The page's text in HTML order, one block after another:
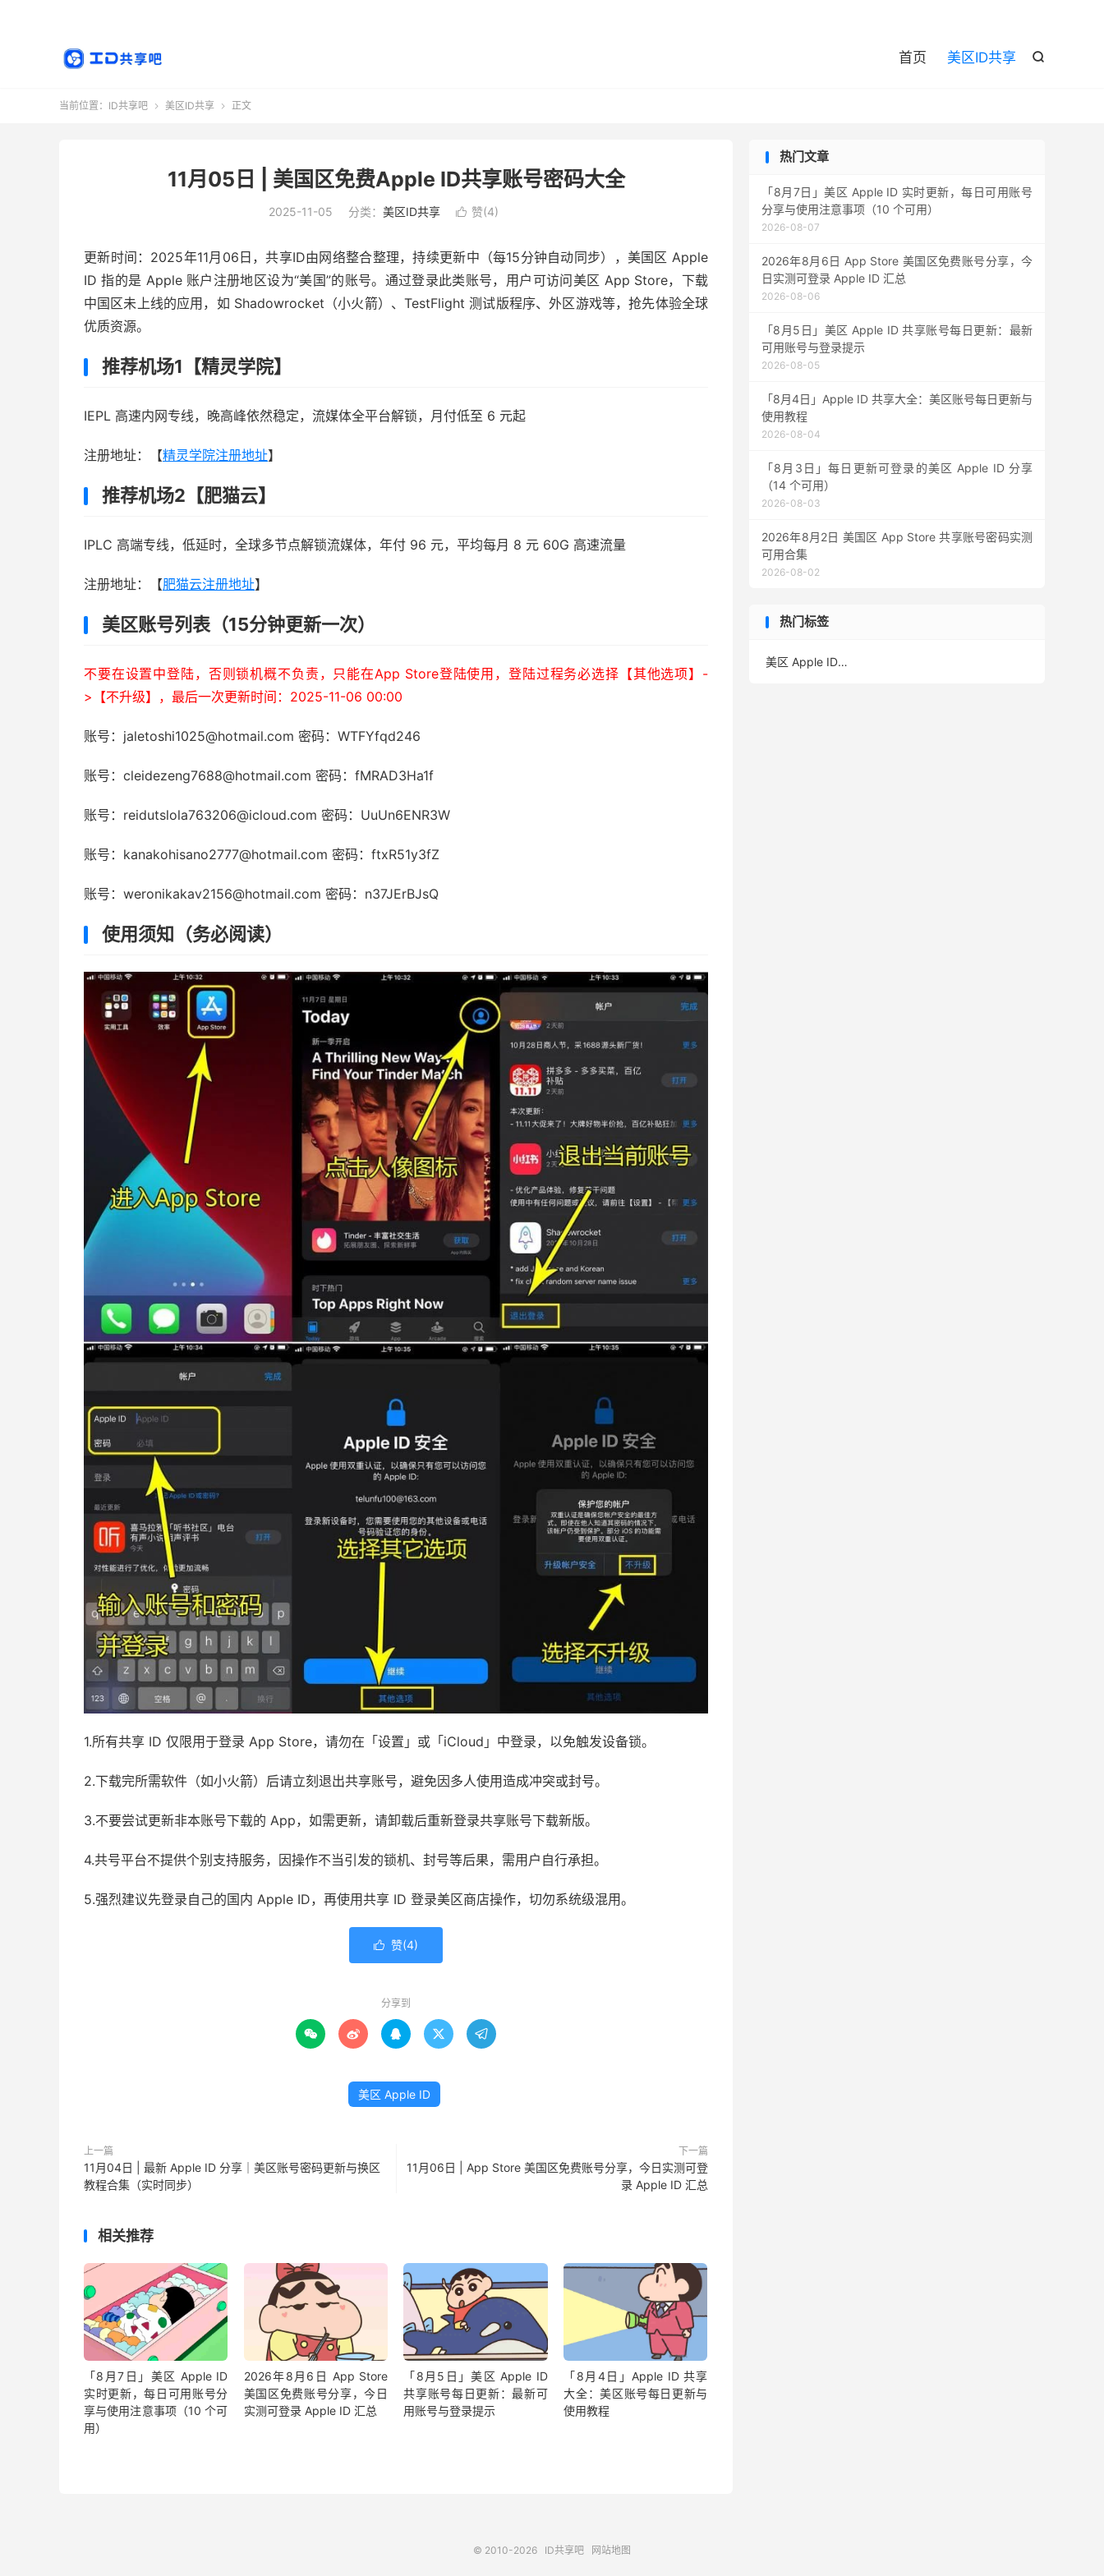

首页 美区ID共享
当前位置： ID共享吧  美区ID共享  正文
11月05日 | 美国区免费Apple ID共享账号密码大全
2025-11-05 分类： 美区ID共享  赞(4)
更新时间：2025年11月06日，共享ID由网络整合整理，持续更新中（每15分钟自动同步），美国区 Apple
ID 指的是 Apple 账户注册地区设为“美国”的账号。通过登录此类账号，用户可访问美区 App Store，下载
中国区未上线的应用，如 Shadowrocket（小火箭）、TestFlight 测试版程序、外区游戏等，抢先体验全球
优质资源。
推荐机场1【精灵学院】
IEPL 高速内网专线，晚高峰依然稳定，流媒体全平台解锁，月付低至 6 元起
注册地址：【精灵学院注册地址】
推荐机场2【肥猫云】
IPLC 高端专线，低延时，全球多节点解锁流媒体，年付 96 元，平均每月 8 元 60G 高速流量
注册地址：【肥猫云注册地址】
美区账号列表（15分钟更新一次）
不要在设置中登陆，否则锁机概不负责，只能在App Store登陆使用，登陆过程务必选择【其他选项】-
>【不升级】，最后一次更新时间：2025-11-06 00:00
账号：jaletoshi1025@hotmail.com 密码：WTFYfqd246
账号：cleidezeng7688@hotmail.com 密码：fMRAD3Ha1f
账号：reidutslola763206@icloud.com 密码：UuUn6ENR3W
账号：kanakohisano2777@hotmail.com 密码：ftxR51y3fZ
账号：weronikakav2156@hotmail.com 密码：n37JErBJsQ
使用须知（务必阅读）
1.所有共享 ID 仅限用于登录 App Store，请勿在「设置」或「iCloud」中登录，以免触发设备锁。
2.下载完所需软件（如小火箭）后请立刻退出共享账号，避免因多人使用造成冲突或封号。
3.不要尝试更新非本账号下载的 App，如需更新，请卸载后重新登录共享账号下载新版。
4.共号平台不提供个别支持服务，因操作不当引发的锁机、封号等后果，需用户自行承担。
5.强烈建议先登录自己的国内 Apple ID，再使用共享 ID 登录美区商店操作，切勿系统级混用。
 赞(4)
分享到
    
美区 Apple ID
上一篇
11月04日 | 最新 Apple ID 分享｜美区账号密码更新与换区
教程合集（实时同步）
下一篇
11月06日 | App Store 美国区免费账号分享，今日实测可登
录 Apple ID 汇总
相关推荐
「8月7日」美区 Apple ID
实时更新，每日可用账号分
享与使用注意事项（10 个可
用）
2026年8月6日 App Store
美国区免费账号分享，今日
实测可登录 Apple ID 汇总
「8月5日」美区 Apple ID
共享账号每日更新：最新可
用账号与登录提示
「8月4日」Apple ID 共享
大全：美区账号每日更新与
使用教程
热门文章
「8月7日」美区 Apple ID 实时更新，每日可用账号
分享与使用注意事项（10 个可用）
2026-08-07
2026年8月6日 App Store 美国区免费账号分享，今
日实测可登录 Apple ID 汇总
2026-08-06
「8月5日」美区 Apple ID 共享账号每日更新：最新
可用账号与登录提示
2026-08-05
「8月4日」Apple ID 共享大全：美区账号每日更新与
使用教程
2026-08-04
「8月3日」每日更新可登录的美区 Apple ID 分享
（14 个可用）
2026-08-03
2026年8月2日 美国区 App Store 共享账号密码实测
可用合集
2026-08-02
热门标签
美区 Apple ID(389)
© 2010-2026 ID共享吧 网站地图